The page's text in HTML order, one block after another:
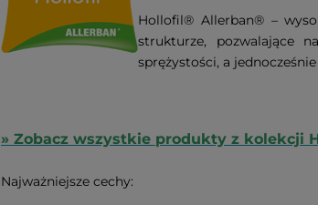
Hollofil® Allerban® –
strukturze, pozwalające
sprężystości, a
» Zobacz wszystkie produkty z kolekcji
Najważniejsze cechy: